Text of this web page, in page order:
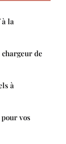
à la
de
à
vos